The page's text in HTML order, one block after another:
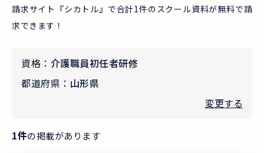
請求サイト『シカトル』で合計1件のスクール資料が無料で請
求できます！
資格： 介護職員初任者研修
都道府県： 山形県
変更する
1件の掲載があります